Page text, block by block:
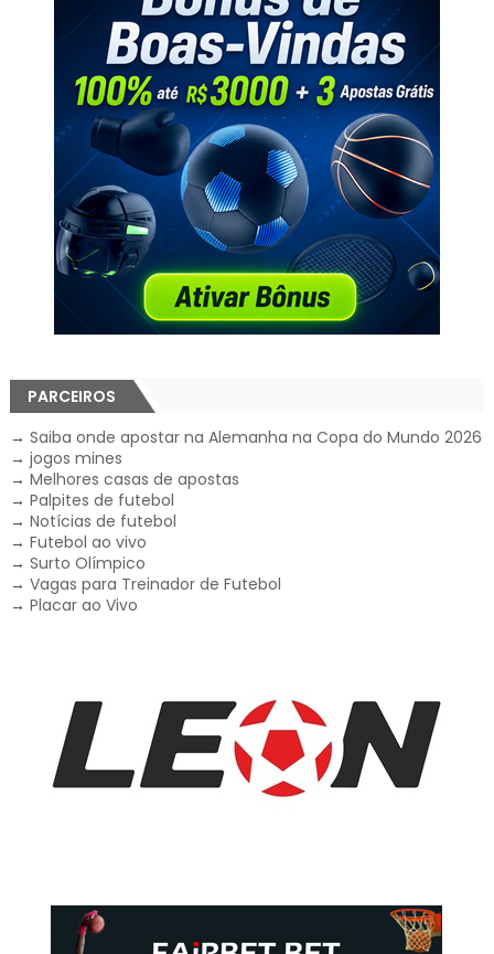
PARCEIROS
→ Saiba onde apostar na Alemanha na Copa do Mundo 2026
→ jogos mines
→ Melhores casas de apostas
→ Palpites de futebol
→ Notícias de futebol
→ Futebol ao vivo
→ Surto Olímpico
→ Vagas para Treinador de Futebol
→ Placar ao Vivo